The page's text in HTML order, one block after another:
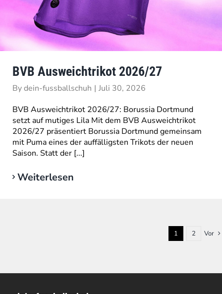
BVB Ausweichtrikot 2026/27
Bydein-fussballschuh | Juli 30, 2026
BVB Ausweichtrikot 2026/27: Borussia Dortmund
setzt auf mutiges Lila Mit dem BVB Ausweichtrikot
2026/27 präsentiert Borussia Dortmund gemeinsam
mit Puma eines der auffälligsten Trikots der neuen
Saison. Statt der [...]
Weiterlesen
1 2 Vor